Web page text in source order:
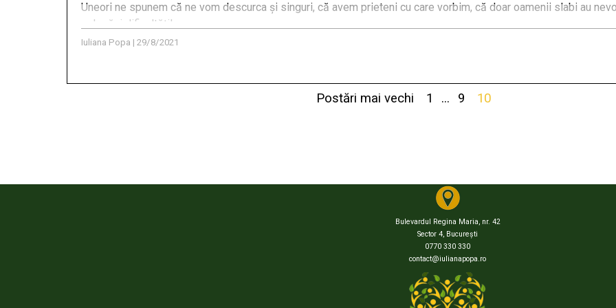
Uneori ne spunem că ne vom descurca și singuri, că avem prieteni cu care vorbim, că doar oamenii slabi au
a depăși dificultățile.
Iuliana Popa | 29/8/2021
Postări mai vechi 1 ... 9 10
Bulevardul Regina Maria, nr. 42
Sector 4, București
0770 330 330
contact@iulianapopa.ro